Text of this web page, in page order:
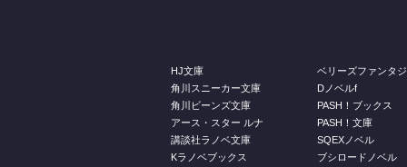
HJ文庫
角川スニーカー文庫
角川ビーンズ文庫
アース・スター ルナ
講談社ラノベ文庫
Kラノベブックス
ベリーズファンタ
Dノベルf
PASH！ブックス
PASH！文庫
SQEXノベル
ブシロードノベル